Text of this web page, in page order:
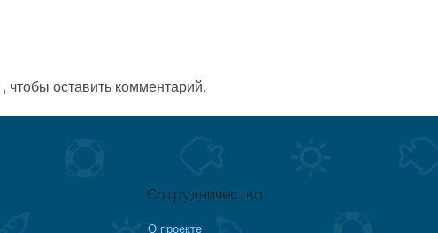
, чтобы оставить комментарий.
Сотрудничество
О проекте